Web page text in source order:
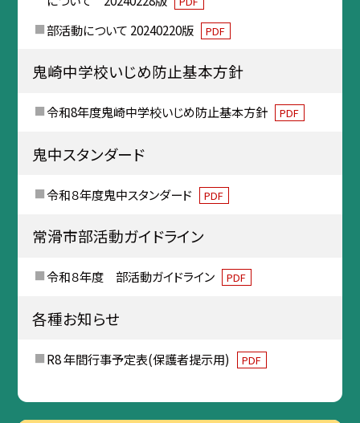
部活動について 20240220版 PDF
鬼崎中学校いじめ防止基本方針
令和8年度鬼崎中学校いじめ防止基本方針 PDF
鬼中スタンダード
令和８年度鬼中スタンダード PDF
常滑市部活動ガイドライン
令和８年度 部活動ガイドライン PDF
各種お知らせ
R8 年間行事予定表(保護者提示用) PDF